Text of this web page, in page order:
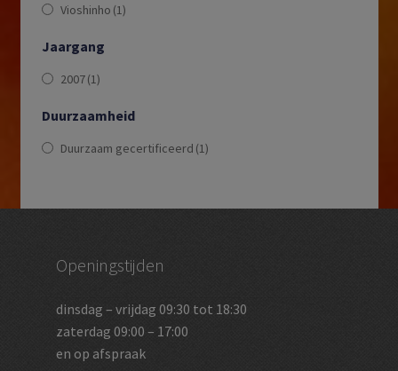
Vioshinho (1)
Jaargang
2007(1)
Duurzaamheid
Duurzaam gecertificeerd (1)
Openingstijden
dinsdag – vrijdag 09:30 tot 18:30
zaterdag 09:00 – 17:00
en op afspraak